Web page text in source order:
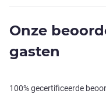
Onze
gasten
100% gecertificeerde